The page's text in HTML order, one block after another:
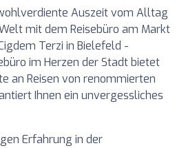
Auszeit vom Alltag
mit dem Reisebüro am Markt
Terzi in Bielefeld -
im Herzen der Stadt bietet
an Reisen von renommierten
Ihnen ein unvergessliches
Erfahrung in der